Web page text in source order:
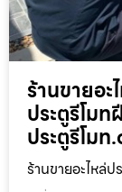
ร้านขายอะ
ประตูรีโม
ประตูรีโม
ร้านขายอะไหล่